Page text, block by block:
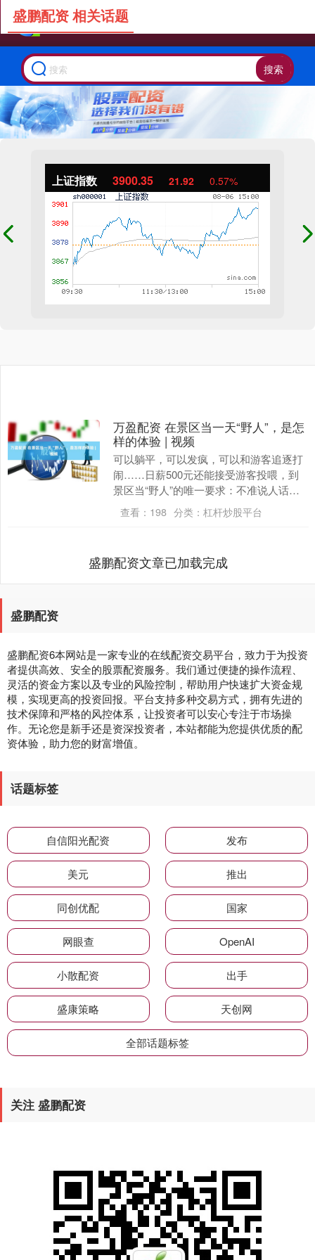
搜索
上证指数 3900.35 21.92 0.57%
盛鹏配资 相关话题
万盈配资 在景区当一天“野人”，是怎
样的体验 | 视频
可以躺平，可以发疯，可以和游客追逐打
闹……日薪500元还能接受游客投喂，到
景区当“野人”的唯一要求：不准说人话。
许多网友直呼“这简直是令人心动的
offer！” ....
查看： 198 分类： 杠杆炒股平台
盛鹏配资文章已加载完成
盛鹏配资
盛鹏配资6本网站是一家专业的在线配资交易平台，致力于为投资
者提供高效、安全的股票配资服务。我们通过便捷的操作流程、
灵活的资金方案以及专业的风险控制，帮助用户快速扩大资金规
模，实现更高的投资回报。平台支持多种交易方式，拥有先进的
技术保障和严格的风控体系，让投资者可以安心专注于市场操
作。无论您是新手还是资深投资者，本站都能为您提供优质的配
资体验，助力您的财富增值。
话题标签
自信阳光配资 发布
美元 推出
同创优配 国家
网眼查 OpenAI
小散配资 出手
盛康策略 天创网
全部话题标签
关注 盛鹏配资